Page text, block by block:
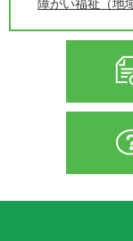
障がい福祉（地